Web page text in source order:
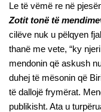
Le të vëmë re në
Zotit tonë të
cilëve nuk u pëlqyen
thanë me vete, “ky
mendonin që askush
duhej të mësonin që
të dallojë frymërat.
publikisht. Ata u